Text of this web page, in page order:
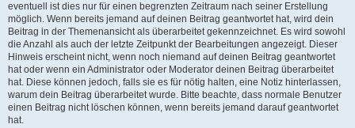
eventuell ist dies nur für einen begrenzten Zeitraum nach seiner Erstellung
möglich. Wenn bereits jemand auf deinen Beitrag geantwortet hat, wird dein
Beitrag in der Themenansicht als überarbeitet gekennzeichnet. Es wird sowohl
die Anzahl als auch der letzte Zeitpunkt der Bearbeitungen angezeigt. Dieser
Hinweis erscheint nicht, wenn noch niemand auf deinen Beitrag geantwortet
hat oder wenn ein Administrator oder Moderator deinen Beitrag überarbeitet
hat. Diese können jedoch, falls sie es für nötig halten, eine Notiz hinterlassen,
warum dein Beitrag überarbeitet wurde. Bitte beachte, dass normale Benutzer
einen Beitrag nicht löschen können, wenn bereits jemand darauf geantwortet
hat.